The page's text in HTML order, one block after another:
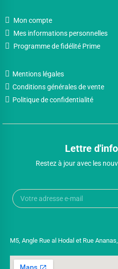
Mon compte
Mes informations personnelles
Programme de fidélité Prime
Mentions légales
Conditions générales de vente
Politique de confidentialité
Lettre
Restez à jour avec les
M5, Angle Rue al Hodal et Rue